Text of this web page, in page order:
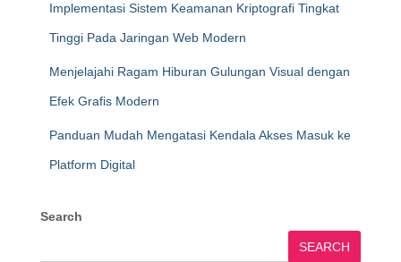
Implementasi Sistem Keamanan Kriptografi Tingkat
Tinggi Pada Jaringan Web Modern
Menjelajahi Ragam Hiburan Gulungan Visual dengan
Efek Grafis Modern
Panduan Mudah Mengatasi Kendala Akses Masuk ke
Platform Digital
Search
SEARCH